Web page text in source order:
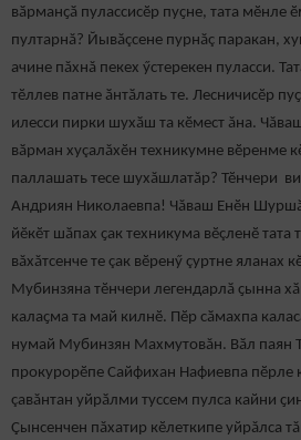
вӑрманҫӑ пулассисӗр пуҫне, тата мӗнле
пултарнă? Йывăçсене пурнăç паракан,
ачине пăхнă пекех ӳстерекен пуласси.
тӗллев патне ӑнтӑлать те. Лесничисӗр
илесси пирки шухӑш та кӗмест ăна.
вӑрман хуçалăхӗн техникумне вӗренме
паллашать тесе шухăшлатăр? Тӗнчери
Андриян Николаевпа! Чăваш Енӗн
йӗкӗт шӑпах ҫак техникума вӗçленӗ тата
вăхăтсенче те çак вӗренӳ çуртне яланах
Мубинзяна тӗнчери легендарлӑ ҫынна
калаҫма та май килнӗ. Пӗр сӑмахпа
нумай Мубинзян Махмутовăн. Вӑл паян
прокурорӗпе Сайфихан Нафиевпа пӗрле
çавăнтан уйрӑлми туссем пулса кайни
Çынсенчен пăхатир кӗлеткипе уйрăлса